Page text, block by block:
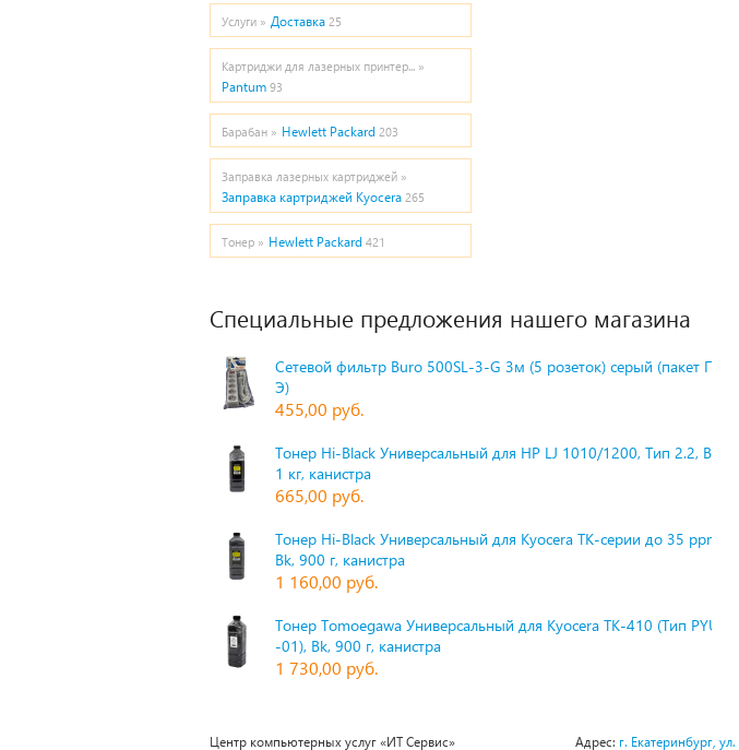
Услуги » Доставка 25
Картриджи для лазерных принтер... »
Pantum 93
Барабан » Hewlett Packard 203
Заправка лазерных картриджей »
Заправка картриджей Kyocera 265
Тонер » Hewlett Packard 421
Специальные предложения нашего магазина
Сетевой фильтр Buro 500SL-3-G 3м (5 розеток) серый (пакет П
Э)
455,00 руб.
Тонер Hi-Black Универсальный для HP LJ 1010/1200, Тип 2.2, Bk,
1 кг, канистра
665,00 руб.
Тонер Hi-Black Универсальный для Kyocera TK-серии до 35 ppm,
Bk, 900 г, канистра
1 160,00 руб.
Тонер Tomoegawa Универсальный для Kyocera TK-410 (Тип PYU
-01), Bk, 900 г, канистра
1 730,00 руб.
Центр компьютерных услуг «ИТ Сервис» Адрес: г. Екатеринбург,